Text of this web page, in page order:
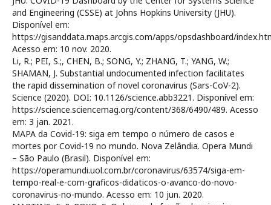
and Engineering (CSSE) at Johns Hopkins University (JHU).
Disponível em:
https://gisanddata.maps.arcgis.com/apps/opsdashboard/
Acesso em: 10 nov. 2020.
Li, R.; PEI, S.;, CHEN, B.; SONG, Y.; ZHANG, T.; YANG, W.;
SHAMAN, J. Substantial undocumented infection facilitates
the rapid dissemination of novel coronavirus (Sars-CoV-2).
Science (2020). DOI: 10.1126/science.abb3221. Disponível em:
https://science.sciencemag.org/content/368/6490/489. Acesso
em: 3 jan. 2021.
MAPA da Covid-19: siga em tempo o número de casos e
mortes por Covid-19 no mundo. Nova Zelândia. Opera Mundi
– São Paulo (Brasil). Disponível em:
https://operamundi.uol.com.br/coronavirus/63574/siga-em-
tempo-real-e-com-graficos-didaticos-o-avanco-do-novo-
coronavirus-no-mundo. Acesso em: 10 jun. 2020.